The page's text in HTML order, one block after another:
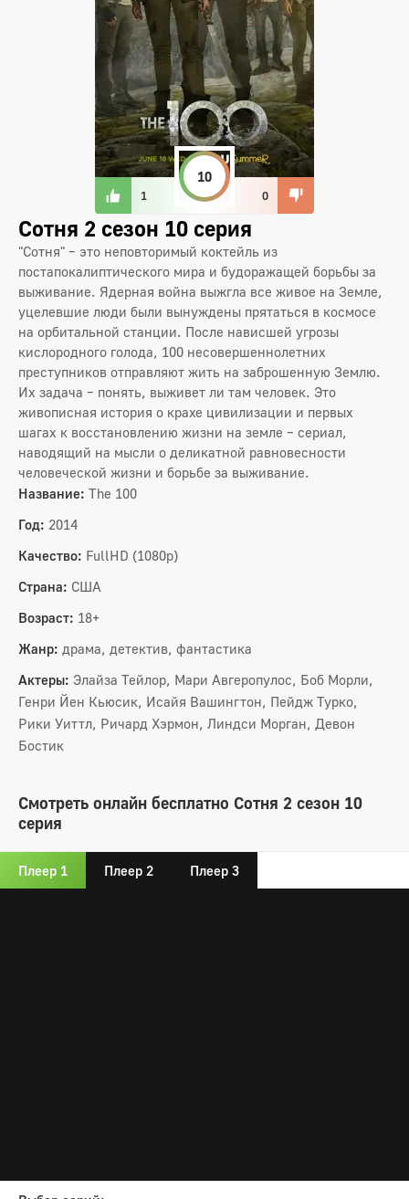
1
10
0
Сотня 2 сезон 10 серия
"Сотня" – это неповторимый коктейль из
постапокалиптического мира и будоражащей борьбы за
выживание. Ядерная война выжгла все живое на Земле,
уцелевшие люди были вынуждены прятаться в космосе
на орбитальной станции. После нависшей угрозы
кислородного голода, 100 несовершеннолетних
преступников отправляют жить на заброшенную Землю.
Их задача – понять, выживет ли там человек. Это
живописная история о крахе цивилизации и первых
шагах к восстановлению жизни на земле – сериал,
наводящий на мысли о деликатной равновесности
человеческой жизни и борьбе за выживание.
Название: The 100
Год: 2014
Качество: FullHD (1080p)
Страна: США
Возраст: 18+
Жанр: драма, детектив, фантастика
Актеры: Элайза Тейлор, Мари Авгеропулос, Боб Морли,
Генри Йен Кьюсик, Исайя Вашингтон, Пейдж Турко,
Рики Уиттл, Ричард Хэрмон, Линдси Морган, Девон
Бостик
Смотреть онлайн бесплатно Сотня 2 сезон 10
серия
Плеер 1 Плеер 2 Плеер 3